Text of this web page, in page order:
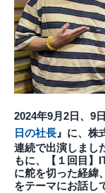
2024年9月2日、9
日の社長 』に、株
連続で出演しまし
もに、【１回目】
に舵を切った経緯
をテーマにお話し